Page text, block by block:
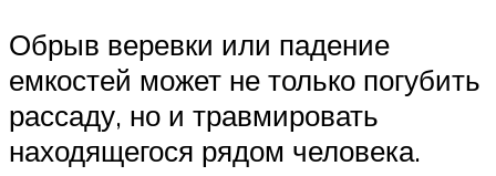
Обрыв веревки или падение
емкостей может не только погубить
рассаду, но и травмировать
находящегося рядом человека.